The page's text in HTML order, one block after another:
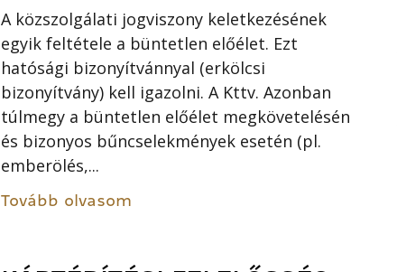
A közszolgálati jogviszony keletkezésének
egyik feltétele a büntetlen előélet. Ezt
hatósági bizonyítvánnyal (erkölcsi
bizonyítvány) kell igazolni. A Kttv. Azonban
túlmegy a büntetlen előélet megkövetelésén
és bizonyos bűncselekmények esetén (pl.
emberölés,...
Tovább olvasom